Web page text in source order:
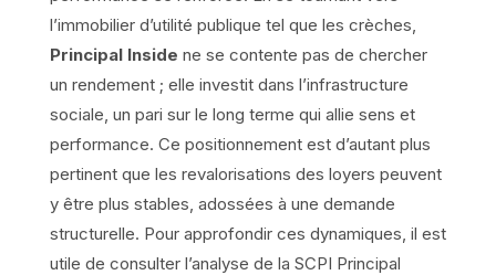
l’immobilier d’utilité publique tel que les crèches,
Principal Inside ne se contente pas de chercher
un rendement ; elle investit dans l’infrastructure
sociale, un pari sur le long terme qui allie sens et
performance. Ce positionnement est d’autant plus
pertinent que les revalorisations des loyers peuvent
y être plus stables, adossées à une demande
structurelle. Pour approfondir ces dynamiques, il est
utile de consulter l’analyse de la SCPI Principal